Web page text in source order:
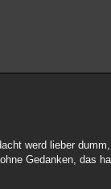
werd lieber
Gedanken, das